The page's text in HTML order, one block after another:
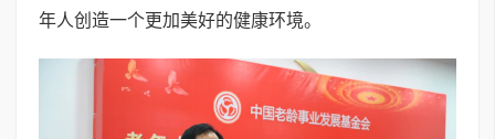
年人创造一个更加美好的健康环境。